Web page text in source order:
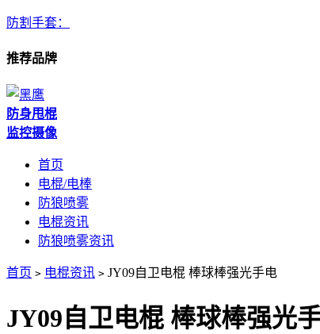
防割手套：
推荐品牌
防身甩棍
监控摄像
首页
电棍/电棒
防狼喷雾
电棍资讯
防狼喷雾资讯
首页 > 电棍资讯 > JY09自卫电棍 棒球棒强光手电
JY09自卫电棍 棒球棒强光